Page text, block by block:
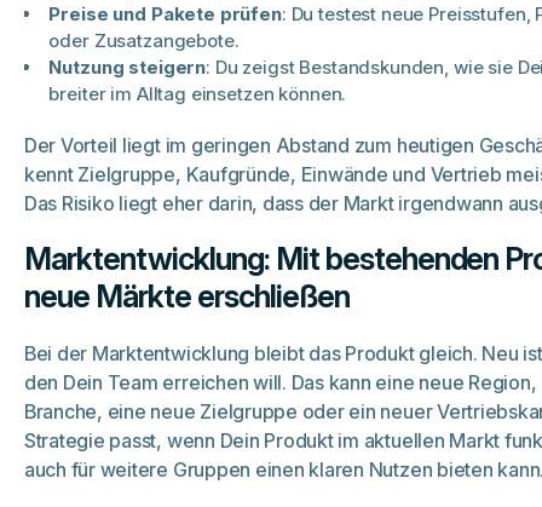
Preise und Pakete prüfen: Du testest neue Preisstufen,
oder Zusatzangebote.
Nutzung steigern: Du zeigst Bestandskunden, wie sie
breiter im Alltag einsetzen können.
Der Vorteil liegt im geringen Abstand zum heutigen
kennt Zielgruppe, Kaufgründe, Einwände und Vertrieb
Das Risiko liegt eher darin, dass der Markt irgendwann
Marktentwicklung: Mit bestehenden
neue Märkte erschließen
Bei der Marktentwicklung bleibt das Produkt gleich. Neu
den Dein Team erreichen will. Das kann eine neue
Branche, eine neue Zielgruppe oder ein neuer
Strategie passt, wenn Dein Produkt im aktuellen Markt
auch für weitere Gruppen einen klaren Nutzen bieten